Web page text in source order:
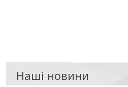
Наші новини